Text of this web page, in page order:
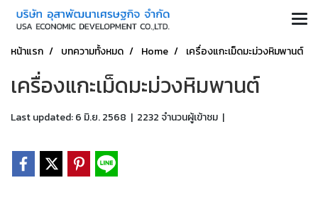
หน้าแรก บทความทั้งหมด Home เครื่องแกะเม็ดมะม่วงหิมพานต์
เครื่องแกะเม็ดมะม่วงหิมพานต์
Last updated: 6 มิ.ย. 2568 | 2232 จำนวนผู้เข้าชม |